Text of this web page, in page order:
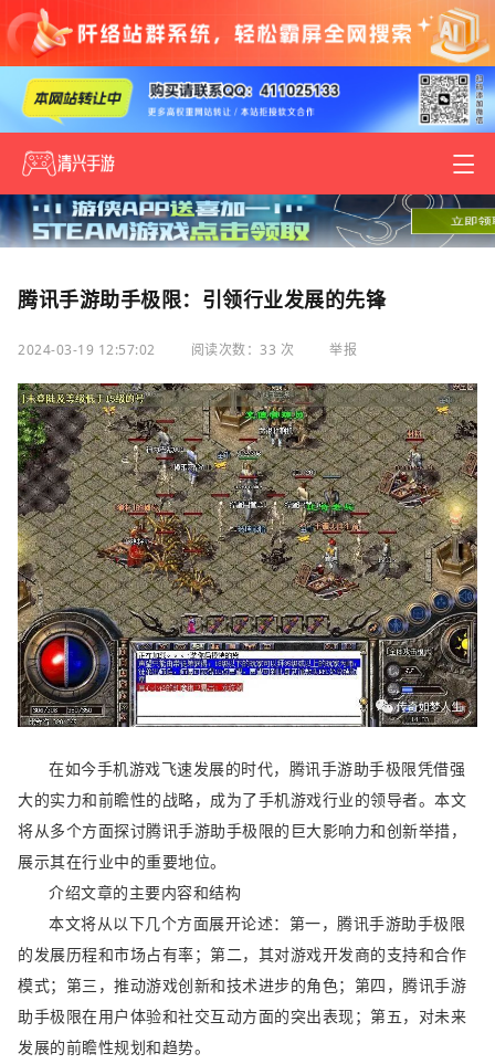
腾讯手游助手极限：引领行业发展的先锋
2024-03-19 12:57:02 阅读次数：33 次 举报
在如今手机游戏飞速发展的时代，腾讯手游助手极限凭借强
大的实力和前瞻性的战略，成为了手机游戏行业的领导者。本文
将从多个方面探讨腾讯手游助手极限的巨大影响力和创新举措，
展示其在行业中的重要地位。
介绍文章的主要内容和结构
本文将从以下几个方面展开论述：第一，腾讯手游助手极限
的发展历程和市场占有率；第二，其对游戏开发商的支持和合作
模式；第三，推动游戏创新和技术进步的角色；第四，腾讯手游
助手极限在用户体验和社交互动方面的突出表现；第五，对未来
发展的前瞻性规划和趋势。